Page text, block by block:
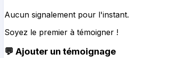
Aucun signalement pour l'instant.
Soyez le premier à témoigner !
💬 Ajouter un témoignage